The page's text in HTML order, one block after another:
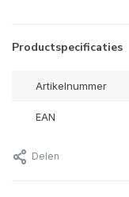
Productspecificaties
Artikelnummer
EAN
Delen